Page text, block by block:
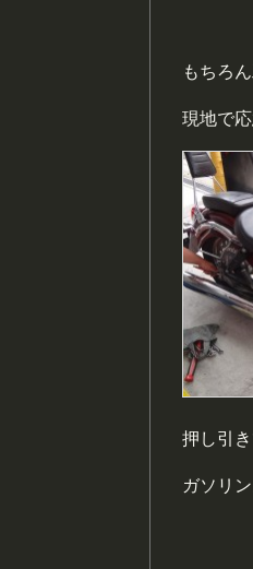
もちろ
現地で
押し引
ガソリ